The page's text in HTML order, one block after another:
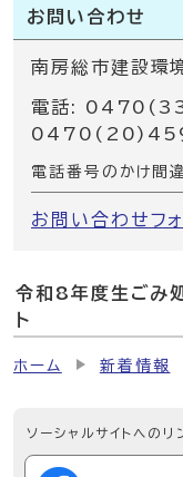
お問い合わせ
南房総市建設環
電話:
電話番号のかけ間
お問い合わせフ
令和8年度生ごみ
ト
ホーム 新着情報
ソーシャルサイトへの